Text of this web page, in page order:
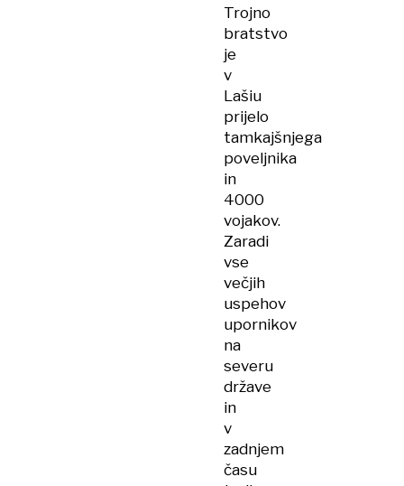
Trojno
bratstvo
je
v
Lašiu
prijelo
tamkajšnjega
poveljnika
in
4000
vojakov.
Zaradi
vse
večjih
uspehov
upornikov
na
severu
države
in
v
zadnjem
času